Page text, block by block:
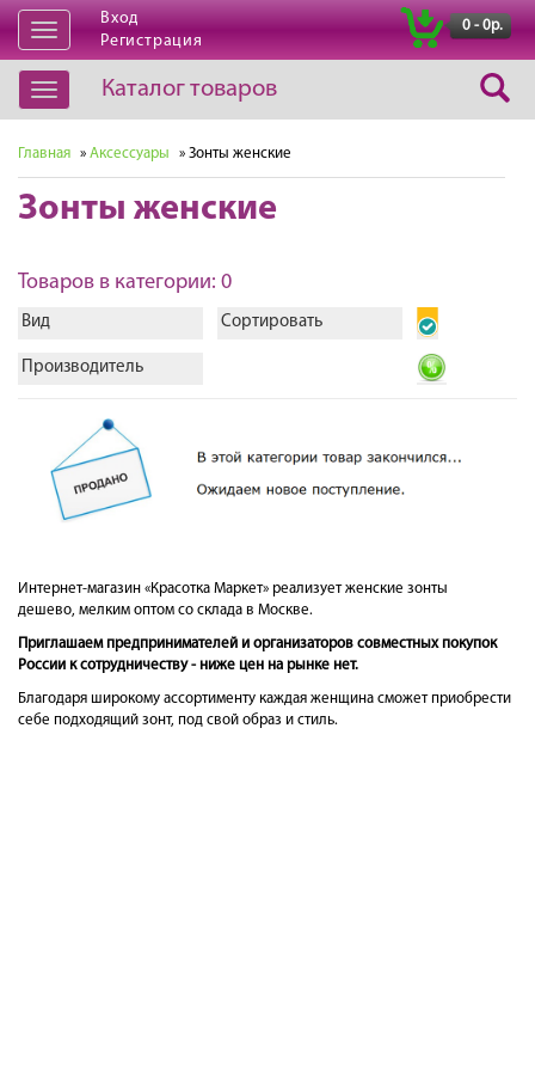
Открыть
навигацию
Вход
Регистрация
0 - 0р.
Открыть
навигацию
Каталог товаров
Главная » Аксессуары » Зонты женские
Зонты женские
Товаров в категории: 0
Вид Сортировать
Производитель
Интернет-магазин «Красотка Маркет» реализует женские зонты
дешево, мелким оптом со склада в Москве.
Приглашаем предпринимателей и организаторов совместных покупок
России к сотрудничеству - ниже цен на рынке нет.
Благодаря широкому ассортименту каждая женщина сможет приобрести
себе подходящий зонт, под свой образ и стиль.